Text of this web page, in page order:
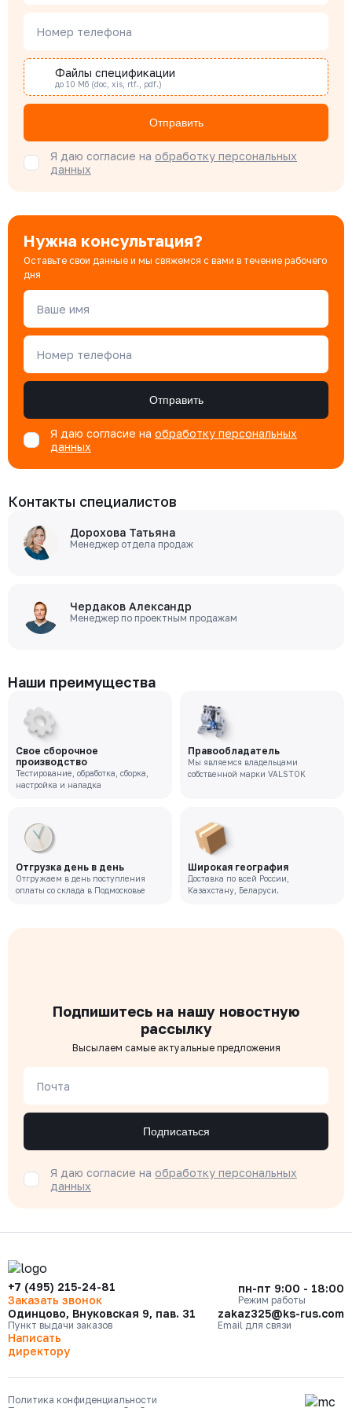
Наталья Гомонова
Бондарюк Евгения
Специалист отдела продаж
Номер телефона
Файлы спецификации
до 10 Мб (doc, xis, rtf., pdf.)
Отправить
Я даю согласие на обработку персональных
данных
Нужна консультация?
Оставьте свои данные и мы свяжемся с вами в течение рабочего
дня
Ваше имя
Номер телефона
Отправить
Я даю согласие на обработку персональных
данных
Контакты специалистов
Дорохова Татьяна
Менеджер отдела продаж
Чердаков Александр
Менеджер по проектным продажам
Наши преимущества
Свое сборочное
производство
Тестирование, обработка, сборка,
настройка и наладка
Правообладатель
Мы являемся владельцами
собственной марки VALSTOK
Отгрузка день в день
Отгружаем в день поступления
оплаты со склада в Подмосковье
Широкая география
Доставка по всей России,
Казахстану, Беларуси.
Подпишитесь на нашу новостную
рассылку
Высылаем самые актуальные предложения
Почта
Подписаться
Я даю согласие на обработку персональных
данных
+7 (495) 215-24-81
Заказать звонок
пн-пт 9:00 - 18:00
Режим работы
Одинцово, Внуковская 9, пав. 31
Пункт выдачи заказов
zakaz325@ks-rus.com
Email для связи
Написать
директору
Политика конфиденциальности